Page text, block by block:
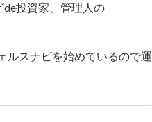
投資家、管理人の
ルスナビを始めているので運